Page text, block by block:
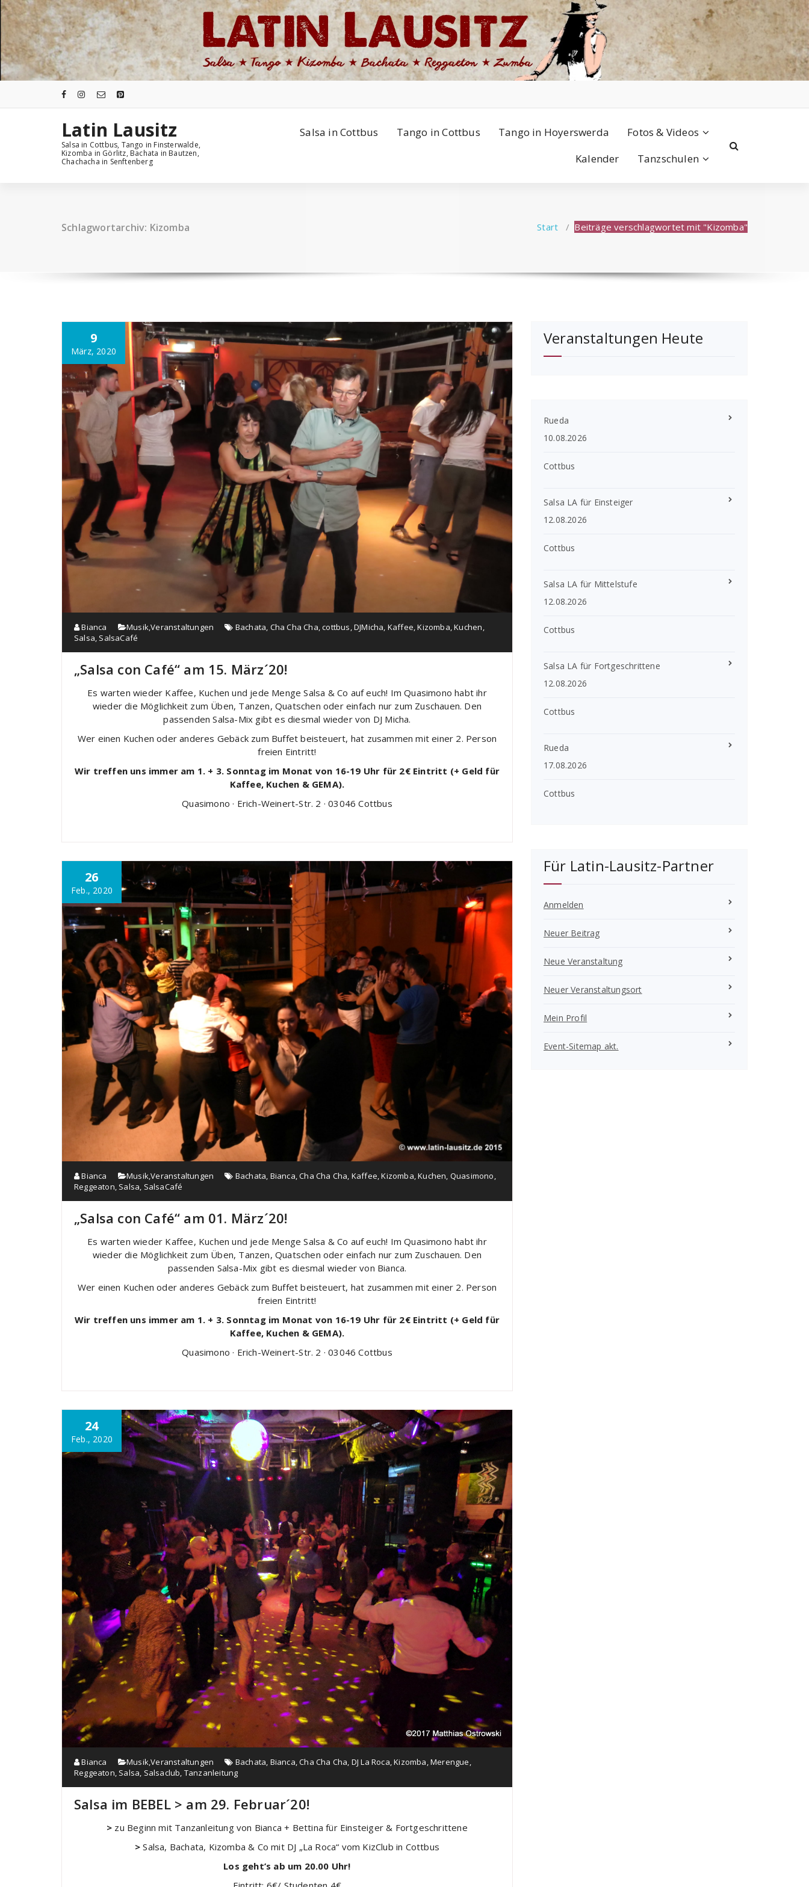
Zum
Inhalt
springen
Latin Lausitz
Salsa in Cottbus, Tango in Finsterwalde,
Kizomba in Görlitz, Bachata in Bautzen,
Chachacha in Senftenberg
Salsa in Cottbus Tango in Cottbus Tango in Hoyerswerda
Fotos & Videos
Kalender
Tanzschulen
Schlagwortarchiv: Kizomba Start / Beiträge verschlagwortet mit "Kizomba"
9
März, 2020
Bianca Musik,Veranstaltungen Bachata, Cha Cha Cha,cottbus,DJMicha, Kaffee,Kizomba,Kuchen,
Salsa, SalsaCafé
„Salsa con Café“ am 15. März´20!
Es warten wieder Kaffee, Kuchen und jede Menge Salsa & Co auf euch! Im Quasimono habt ihr
wieder die Möglichkeit zum Üben, Tanzen, Quatschen oder einfach nur zum Zuschauen. Den
passenden Salsa-Mix gibt es diesmal wieder von DJ Micha.
Wer einen Kuchen oder anderes Gebäck zum Buffet beisteuert, hat zusammen mit einer 2. Person
freien Eintritt!
Wir treffen uns immer am 1. + 3. Sonntag im Monat von 16-19 Uhr für 2€ Eintritt (+ Geld für
Kaffee, Kuchen & GEMA).
Quasimono · Erich-Weinert-Str. 2 · 03046 Cottbus
26
Feb., 2020
Bianca Musik,Veranstaltungen Bachata, Bianca,Cha Cha Cha, Kaffee,Kizomba,Kuchen, Quasimono,
Reggeaton, Salsa, SalsaCafé
„Salsa con Café“ am 01. März´20!
Es warten wieder Kaffee, Kuchen und jede Menge Salsa & Co auf euch! Im Quasimono habt ihr
wieder die Möglichkeit zum Üben, Tanzen, Quatschen oder einfach nur zum Zuschauen. Den
passenden Salsa-Mix gibt es diesmal wieder von Bianca.
Wer einen Kuchen oder anderes Gebäck zum Buffet beisteuert, hat zusammen mit einer 2. Person
freien Eintritt!
Wir treffen uns immer am 1. + 3. Sonntag im Monat von 16-19 Uhr für 2€ Eintritt (+ Geld für
Kaffee, Kuchen & GEMA).
Quasimono · Erich-Weinert-Str. 2 · 03046 Cottbus
24
Feb., 2020
Bianca Musik,Veranstaltungen Bachata, Bianca,Cha Cha Cha, DJ La Roca,Kizomba,Merengue,
Reggeaton, Salsa, Salsaclub, Tanzanleitung
Salsa im BEBEL > am 29. Februar´20!
> zu Beginn mit Tanzanleitung von Bianca + Bettina für Einsteiger & Fortgeschrittene
> Salsa, Bachata, Kizomba & Co mit DJ „La Roca“ vom KizClub in Cottbus
Los geht’s ab um 20.00 Uhr!
Veranstaltungen Heute
Rueda
10.08.2026
Cottbus
Salsa LA für Einsteiger
12.08.2026
Cottbus
Salsa LA für Mittelstufe
12.08.2026
Cottbus
Salsa LA für Fortgeschrittene
12.08.2026
Cottbus
Rueda
17.08.2026
Cottbus
Für Latin-Lausitz-Partner
Anmelden
Neuer Beitrag
Neue Veranstaltung
Neuer Veranstaltungsort
Mein Profil
Event-Sitemap akt.